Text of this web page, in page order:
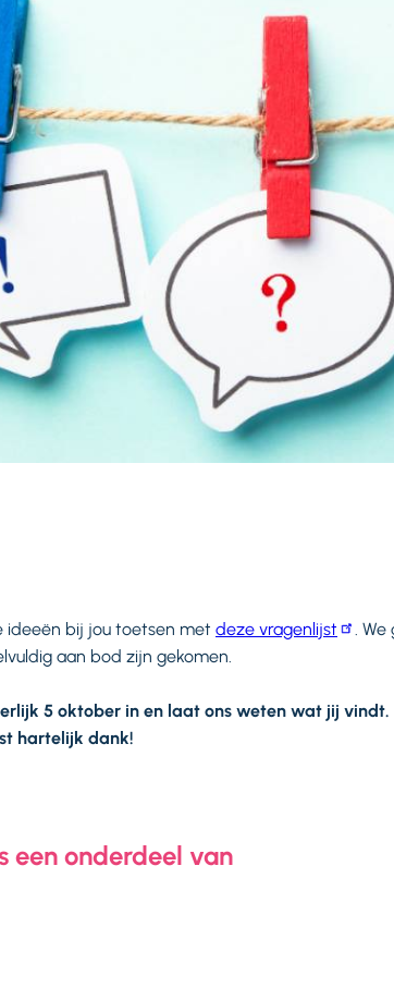
ideeën bij jou toetsen met deze vragenlijst
.
aan bod zijn gekomen.
5 oktober in en laat ons weten wat jij vindt.
hartelijk dank!
een onderdeel van